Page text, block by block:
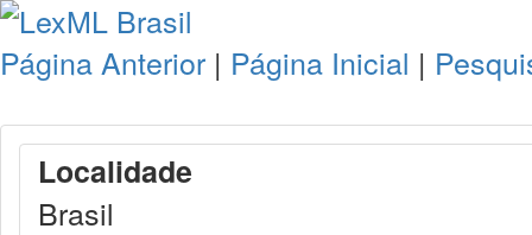
Página Anterior | Página Inicial |
Localidade
Brasil